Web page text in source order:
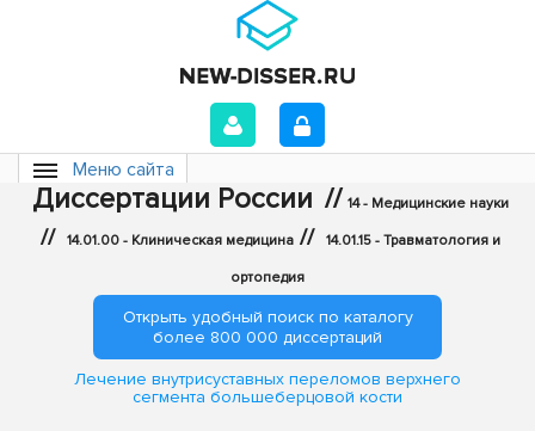
Меню сайта
Диссертации России // 14 - Медицинские науки
// 14.01.00 - Клиническая медицина // 14.01.15 - Травматология и
ортопедия
Открыть удобный поиск по каталогу
более 800 000 диссертаций
Лечение внутрисуставных переломов верхнего
сегмента большеберцовой кости